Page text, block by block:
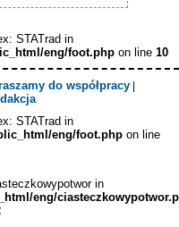
STATrad in
eng/foot.php on line 10
do współpracy|
STATrad in
eng/foot.php on line
in
eng/